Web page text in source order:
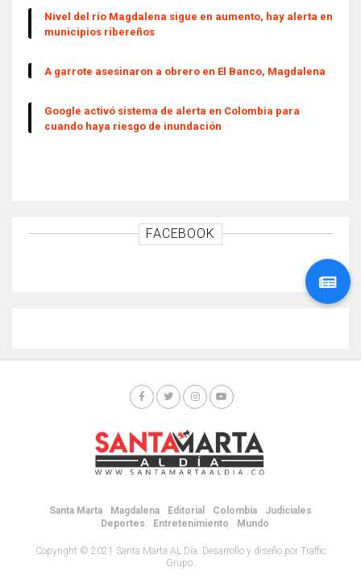
Nivel del río Magdalena sigue en aumento, hay alerta en
municipios ribereños
A garrote asesinaron a obrero en El Banco, Magdalena
Google activó sistema de alerta en Colombia para
cuando haya riesgo de inundación
FACEBOOK
Santa Marta Magdalena Editorial Colombia
Judiciales
Deportes
Entretenimiento Mundo
Copyright © 2021 Santa Marta AL Día. Desarrollo y diseño por Traffic
Grupo.